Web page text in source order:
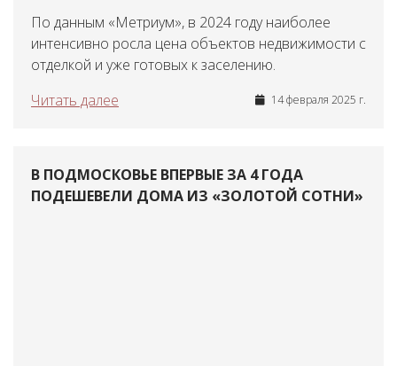
По данным «Метриум», в 2024 году наиболее
интенсивно росла цена объектов недвижимости с
отделкой и уже готовых к заселению.
Читать далее
14 февраля 2025 г.
В ПОДМОСКОВЬЕ ВПЕРВЫЕ ЗА 4 ГОДА
ПОДЕШЕВЕЛИ ДОМА ИЗ «ЗОЛОТОЙ СОТНИ»